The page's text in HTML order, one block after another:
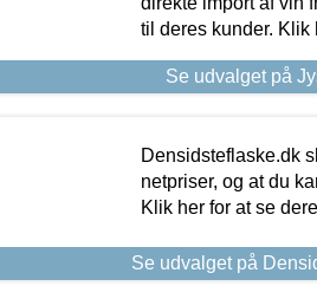
til deres kunder. Klik
Se udvalget på
Densidsteflaske.dk
netpriser, og at du
Klik her for at se
Se udvalget på